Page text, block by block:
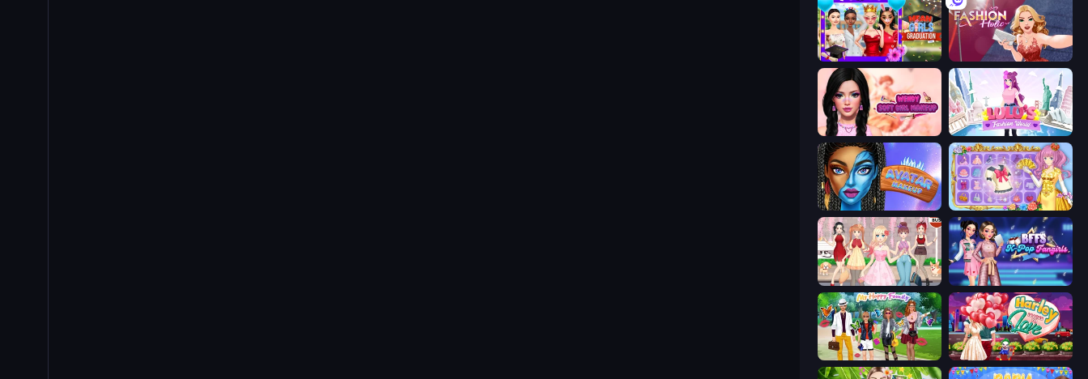
Mean Girls Graduation Day Fashion Holic
Wendy Soft Girl Makeup Lulu's Fashion World
Avatar Make Up Anime Princess Dress Up
Anime Girls Dress Up Games BFFs K-Pop Fangirls
Superstar Family Dress Up Harley Learns To Love